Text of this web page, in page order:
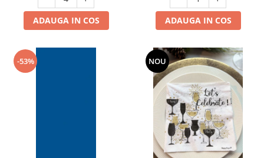
ADAUGA IN COS ADAUGA IN COS
-53% NOU